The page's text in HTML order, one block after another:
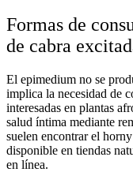
Formas de
de cabra
El epimedium no se
implica la necesidad de
interesadas en plantas
salud íntima mediante
suelen encontrar el
disponible en tiendas
en línea.